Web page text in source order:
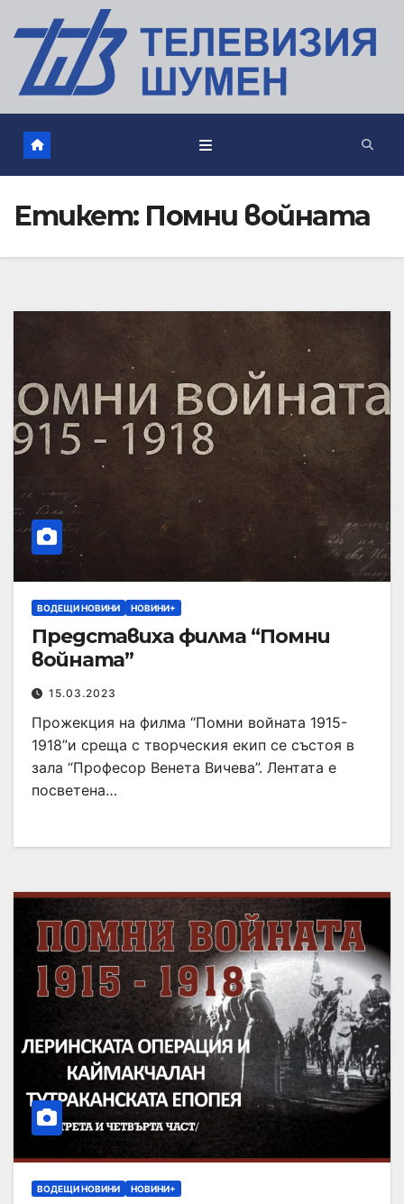
Етикет: Помни войната
ВОДЕЩИ НОВИНИ НОВИНИ+
Представиха филма “Помни
войната”
15.03.2023
Прожекция на филма “Помни войната 1915-
1918”и среща с творческия екип се състоя в
зала “Професор Венета Вичева”. Лентата е
посветена…
ВОДЕЩИ НОВИНИ НОВИНИ+